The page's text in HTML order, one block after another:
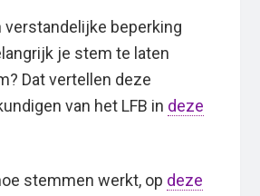
verstandelijke beperking
je stem te laten
Dat vertellen deze
van het LFB in deze
stemmen werkt, op deze